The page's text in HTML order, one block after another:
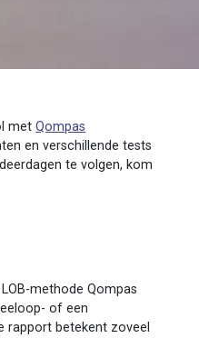
metQompas
en verschillende tests
te volgen, kom
methode Qompas
of een
rapport betekent zoveel